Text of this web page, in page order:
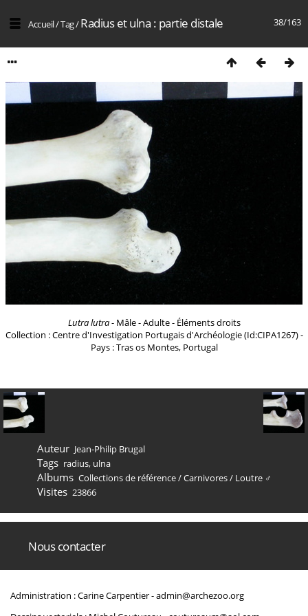
38/163
Accueil/Tag/Radius et ulna : partie distale
Lutra lutra- Mâle - Adulte - Éléments droits
Collection : Centre d'Investigation Portugais d'Archéologie (Id:CIPA1267) -
Pays : Tras os Montes, Portugal
Auteur Jean-Philip Brugal
Tags radius, ulna
Albums Collections de référence/Carnivores/ Loutre ♂
Visites 23866
Nous contacter
Administration : Carine Carpentier -admin@archezoo.org